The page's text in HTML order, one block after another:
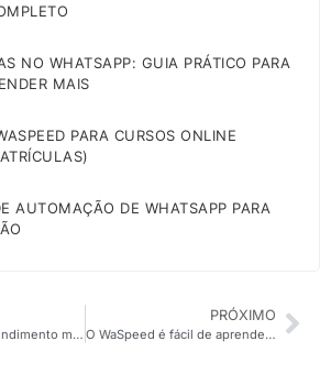
NO WHATSAPP: GUIA PRÁTICO PARA
MAIS
PARA CURSOS ONLINE
AUTOMAÇÃO DE WHATSAPP PARA
Como criar um atendimento mais rápido que a concorrência
PRÓXIMO
O WaSpeed é fácil de aprender a usar?